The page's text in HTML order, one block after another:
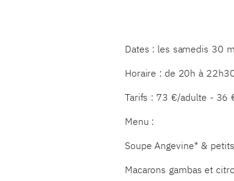
Dates : les samedis 30
Horaire : de 20h à
Tarifs : 73 €/adulte - 36
Menu :
Soupe Angevine* &
Macarons gambas et